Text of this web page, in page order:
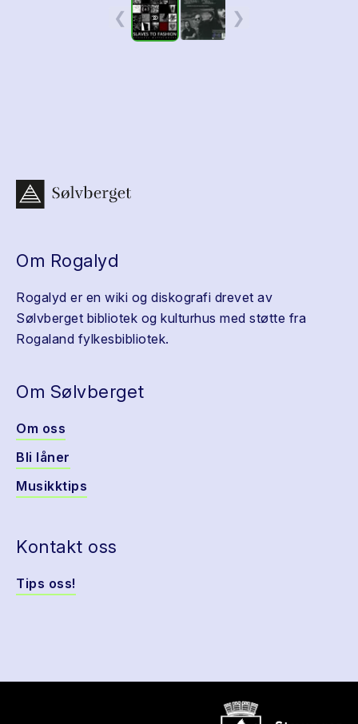
❮ ❯
Om Rogalyd
Rogalyd er en wiki og diskografi drevet av
Sølvberget bibliotek og kulturhus med støtte fra
Rogaland fylkesbibliotek.
Om Sølvberget
Om oss
Bli låner
Musikktips
Kontakt oss
Tips oss!